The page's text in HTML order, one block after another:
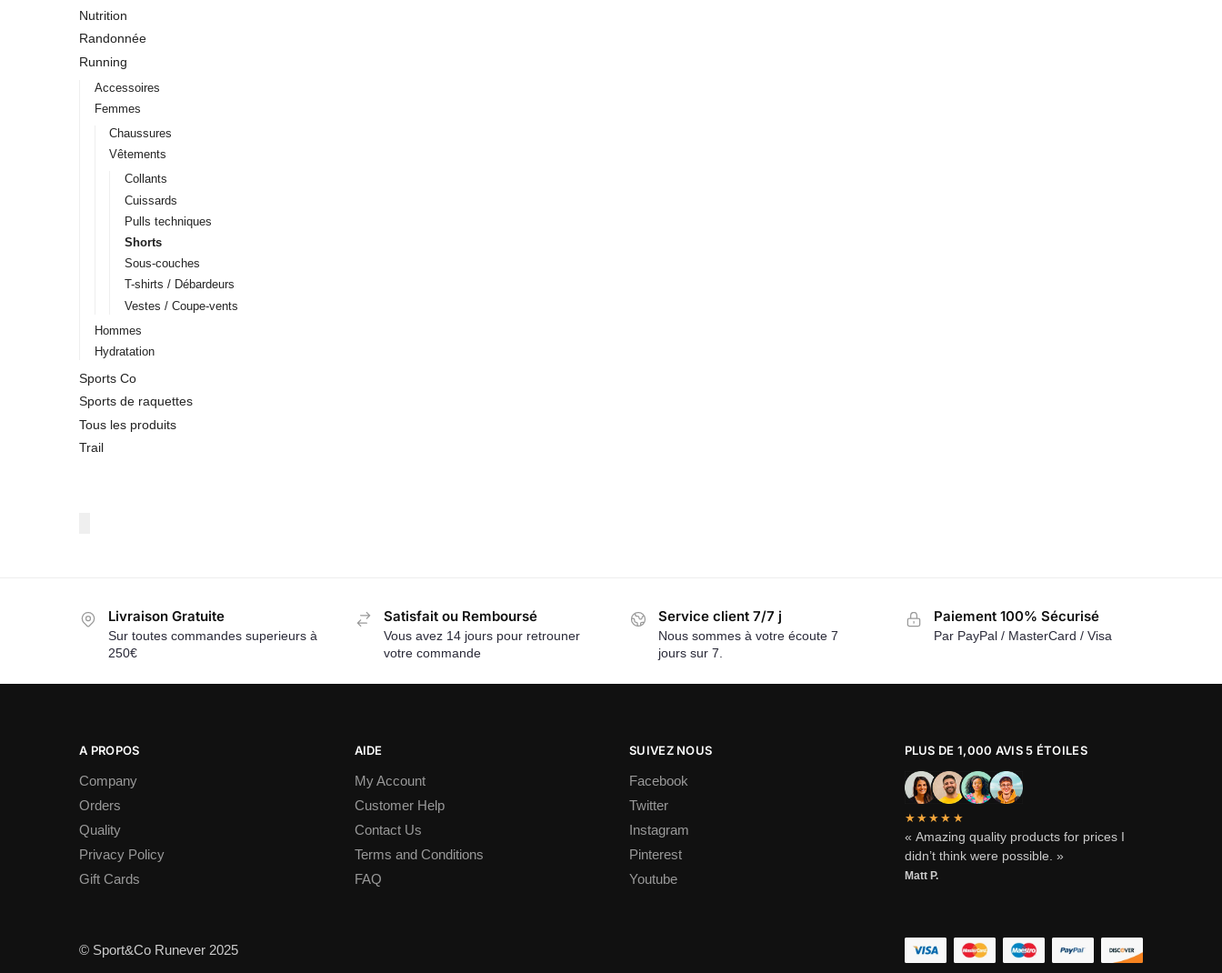
Nutrition
Randonnée
Running
Accessoires
Femmes
Chaussures
Vêtements
Collants
Cuissards
Pulls techniques
Shorts
Sous-couches
T-shirts / Débardeurs
Vestes / Coupe-vents
Hommes
Hydratation
Sports Co
Sports de raquettes
Tous les produits
Trail
Livraison Gratuite
Sur toutes commandes superieurs à
250€
Satisfait ou Remboursé
Vous avez 14 jours pour retrouner
votre commande
Service client 7/7 j
Nous sommes à votre écoute 7
jours sur 7.
Paiement 100% Sécurisé
Par PayPal / MasterCard / Visa
A PROPOS
Company
Orders
Quality
Privacy Policy
Gift Cards
AIDE
My Account
Customer Help
Contact Us
Terms and Conditions
FAQ
SUIVEZ NOUS
Facebook
Twitter
Instagram
Pinterest
Youtube
PLUS DE 1,000 AVIS 5 ÉTOILES
★★★★★
« Amazing quality products for prices I
didn’t think were possible. »
Matt P.
© Sport&Co Runever 2025